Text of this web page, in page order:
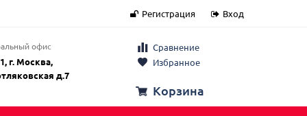
Регистрация Вход
офис
г. Москва,
д.7
Сравнение
Избранное
Корзина